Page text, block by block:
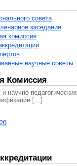
совета
заседание
комисcия
научные советы
Комиссия
научно-педагогических
[…]